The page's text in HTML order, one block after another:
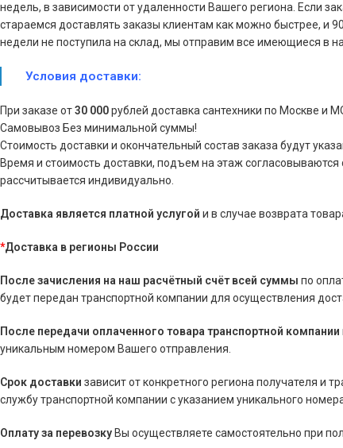
недель, в зависимости от удаленности Вашего региона. Если
стараемся доставлять заказы клиентам как можно быстрее, и
недели не поступила на склад, мы отправим все имеющиеся в
Условия доставки:
При заказе от30 000рублей доставка сантехники по Москве и
Самовывоз Без минимальной суммы!
Стоимость доставки и окончательный состав заказа будут
Время и стоимость доставки, подъем на этаж
рассчитывается индивидуально.
Доставка является платной услугой и в случае возврата
*Доставка в регионы России
После зачисления на наш расчётный счёт всей суммы по
будет передан транспортной компании для осуществления
После передачи оплаченного товара транспортной компании
уникальным номером Вашего отправления.
Срок доставки зависит от конкретного региона получателя и
службу транспортной компании с указанием уникального
Оплату за перевозку Вы осуществляете самостоятельно при